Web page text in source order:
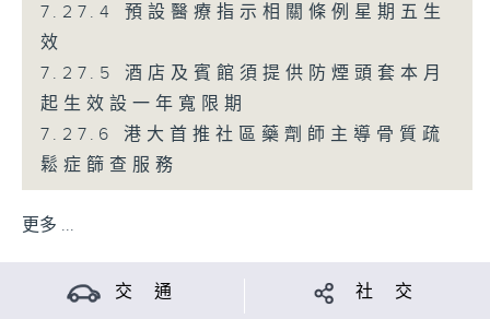
7.27.4 預設醫療指示相關條例星期五生
效
7.27.5 酒店及賓館須提供防煙頭套本月
起生效設一年寬限期
7.27.6 港大首推社區藥劑師主導骨質疏
鬆症篩查服務
更多 ...
交 通 社 交